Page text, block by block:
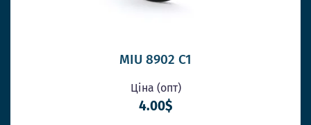
MIU 8902 C1
Ціна (опт)
4.00$